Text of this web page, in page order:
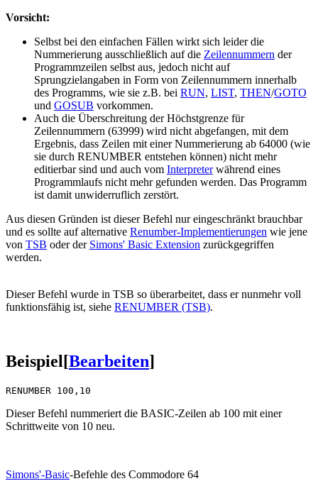
Vorsicht:
Selbst bei den einfachen Fällen wirkt sich leider die
Nummerierung ausschließlich auf die Zeilennummern der
Programmzeilen selbst aus, jedoch nicht auf
Sprungzielangaben in Form von Zeilennummern innerhalb
des Programms, wie sie z.B. bei RUN, LIST, THEN/GOTO
und GOSUB vorkommen.
Auch die Überschreitung der Höchstgrenze für
Zeilennummern (63999) wird nicht abgefangen, mit dem
Ergebnis, dass Zeilen mit einer Nummerierung ab 64000 (wie
sie durch RENUMBER entstehen können) nicht mehr
editierbar sind und auch vom Interpreterwährend eines
Programmlaufs nicht mehr gefunden werden. Das Programm
ist damit unwiderruflich zerstört.
Aus diesen Gründen ist dieser Befehl nur eingeschränkt brauchbar
und es sollte auf alternative Renumber-Implementierungen wie jene
von TSB oder der Simons' Basic Extension zurückgegriffen
werden.
Dieser Befehl wurde in TSB so überarbeitet, dass er nunmehr voll
funktionsfähig ist, siehe RENUMBER (TSB).
Beispiel[Bearbeiten]
RENUMBER
Dieser Befehl nummeriert die BASIC-Zeilen ab 100 mit einer
Schrittweite von 10 neu.
Simons'-Basic-Befehle des Commodore 64